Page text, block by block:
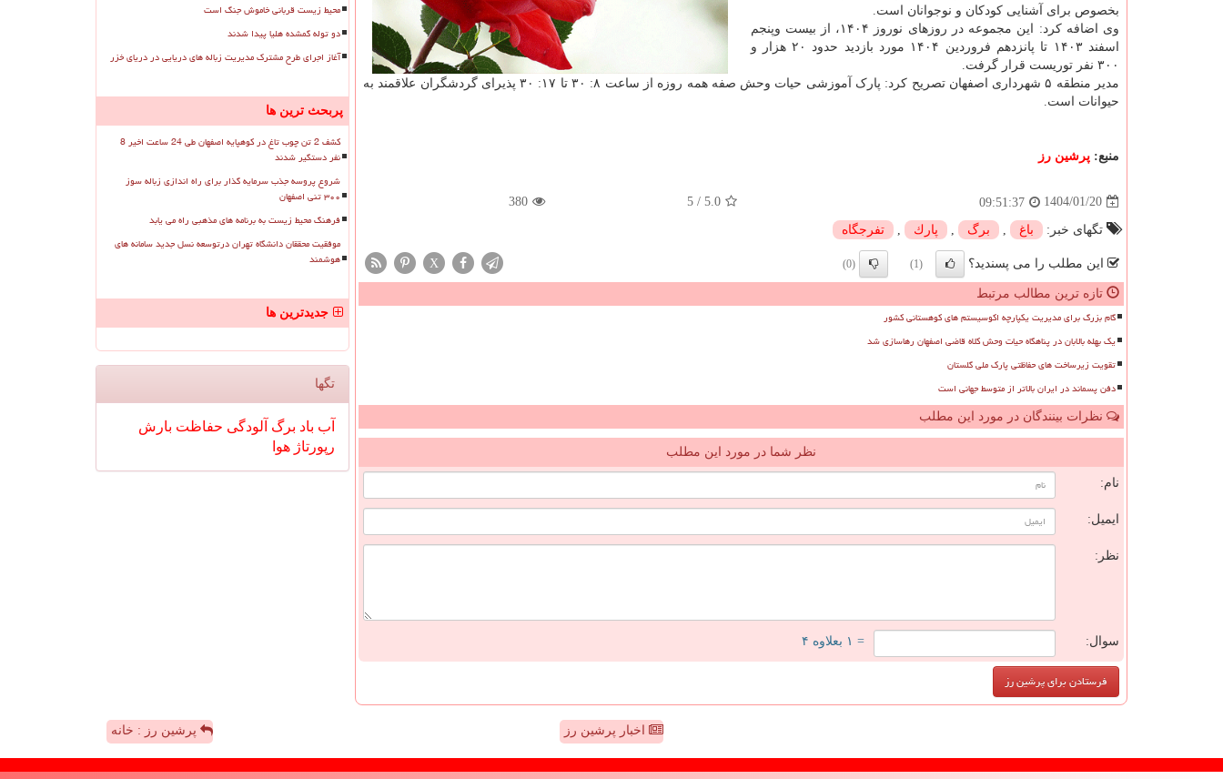
بخصوص برای آشنایی کودکان و نوجوانان است.
وی اضافه کرد: این مجموعه در روزهای نوروز ۱۴۰۴، از بیست وپنجم
اسفند ۱۴۰۳ تا پانزدهم فروردین ۱۴۰۴ مورد بازدید حدود ۲۰ هزار و
۳۰۰ نفر توریست قرار گرفت.
مدیر منطقه ۵ شهرداری اصفهان تصریح کرد: پارک آموزشی حیات وحش صفه همه روزه از ساعت ۸: ۳۰ تا ۱۷: ۳۰ پذیرای گردشگران علاقمند به
حیوانات است.
منبع: پرشین رز
1404/01/20
09:51:37
5.0
/
5
380
تگهای خبر: باغ برگ پارك تفرجگاه
این مطلب را می پسندید؟ (1)
(0)
X
تازه ترین مطالب مرتبط
گام بزرگ برای مدیریت یکپارچه اکوسیستم های کوهستانی کشور
یک بهله بالابان در پناهگاه حیات وحش کلاه قاضی اصفهان رهاسازی شد
تقویت زیرساخت های حفاظتی پارک ملی گلستان
دفن پسماند در ایران بالاتر از متوسط جهانی است
نظرات بینندگان در مورد این مطلب
نظر شما در مورد این مطلب
نام:
ایمیل:
نظر:
سوال: = ۱ بعلاوه ۴
محیط زیست قربانی خاموش جنگ است
دو توله گمشده هلیا پیدا شدند
آغاز اجرای طرح مشترک مدیریت زباله های دریایی در دریای خزر
پربحث ترین ها
کشف 2 تن چوب تاغ در کوهپایه اصفهان طی 24 ساعت اخیر 8
نفر دستگیر شدند
شروع پروسه جذب سرمایه گذار برای راه اندازی زباله سوز
۳۰۰ تنی اصفهان
فرهنگ محیط زیست به برنامه های مذهبی راه می یابد
موفقیت محققان دانشگاه تهران درتوسعه نسل جدید سامانه های
هوشمند
جدیدترین ها
تگها
آب باد برگ آلودگی حفاظت بارش
رپورتاژ هوا
اخبار پرشین رز پرشین رز : خانه